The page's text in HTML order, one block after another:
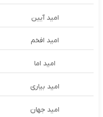
امید آیین
امید افخم
امید اما
امید بیاری
امید جهان